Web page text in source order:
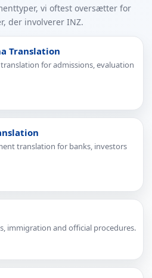
vi oftest oversætter for
der involverer INZ.
Translation
for admissions, evaluation
translation for banks, investors
immigration and official procedures.